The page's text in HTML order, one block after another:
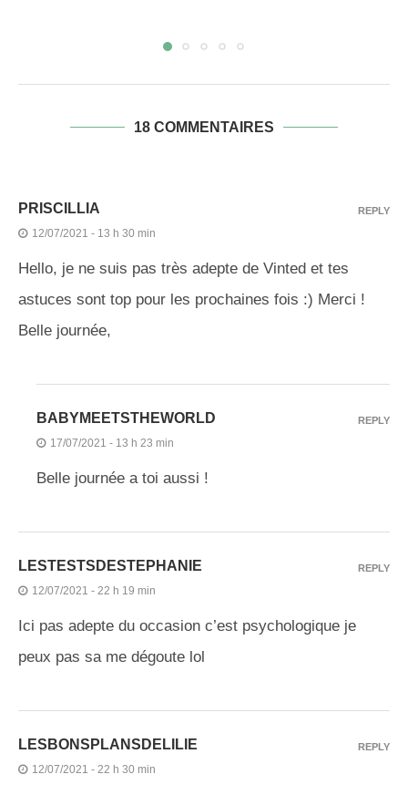
18 COMMENTAIRES
PRISCILLIA
12/07/2021 - 13 h 30 min
Hello, je ne suis pas très adepte de Vinted et tes
astuces sont top pour les prochaines fois :) Merci !
Belle journée,
REPLY
BABYMEETSTHEWORLD
17/07/2021 - 13 h 23 min
Belle journée a toi aussi !
REPLY
LESTESTSDESTEPHANIE
12/07/2021 - 22 h 19 min
Ici pas adepte du occasion c’est psychologique je
peux pas sa me dégoute lol
REPLY
LESBONSPLANSDELILIE
12/07/2021 - 22 h 30 min
REPLY